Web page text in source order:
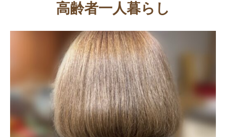
高齢者一人暮らし